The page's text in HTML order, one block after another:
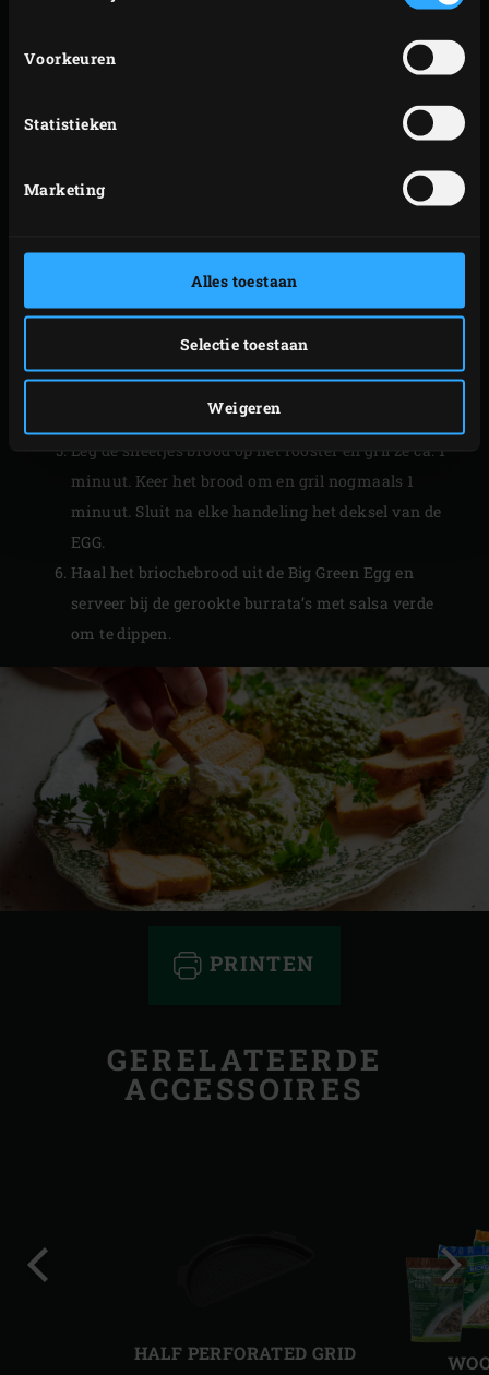
Voorkeuren
Statistieken
Marketing
Alles toestaan
Selectie toestaan
Weigeren
roken. De temperatuur zal door het plaatsen van
de burrata’s hoeven niet te garen.
Haal de burrata’s uit de EGG en leg ze op een bordje
Haal het halve gaatjesrooster en rvs-rooster uit de
een schaal, schep de salsa verde er overheen en
garneer met de peterselie. Snijd voor serveren het
briochebrood in plakjes.
Leg de sneetjes brood op het rooster en gril ze ca. 1
minuut. Keer het brood om en gril nogmaals 1
minuut. Sluit na elke handeling het deksel van de
EGG.
Haal het briochebrood uit de Big Green Egg en
serveer bij de gerookte burrata’s met salsa verde
om te dippen.
PRINTEN
GERELATEERDE
ACCESSOIRES
HALF PERFORATED GRID
slide